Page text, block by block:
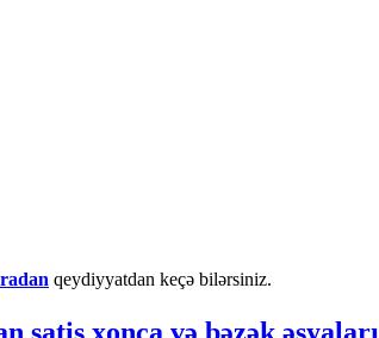
qeydiyyatdan keçə bilərsiniz.